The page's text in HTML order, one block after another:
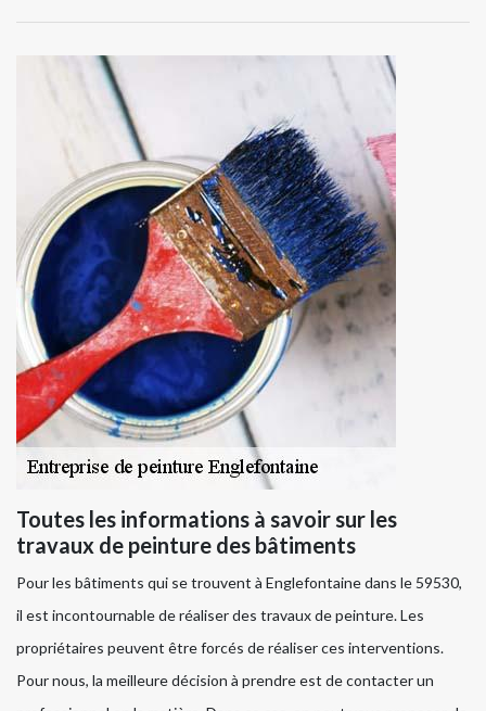
Toutes les informations à savoir sur les
travaux de peinture des bâtiments
Pour les bâtiments qui se trouvent à Englefontaine dans le 59530,
il est incontournable de réaliser des travaux de peinture. Les
propriétaires peuvent être forcés de réaliser ces interventions.
Pour nous, la meilleure décision à prendre est de contacter un